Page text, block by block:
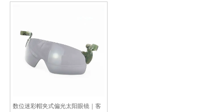
数位迷彩帽夹式偏光太阳眼镜｜客